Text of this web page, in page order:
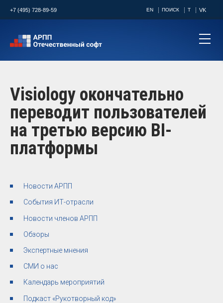
+7 (495) 728-89-59 EN ПОИСК T VK
Visiology окончательно
переводит пользователей
на третью версию BI-
платформы
Новости АРПП
События ИТ-отрасли
Новости членов АРПП
Обзоры
Экспертные мнения
СМИ о нас
Календарь мероприятий
Подкаст «Рукотворный код»